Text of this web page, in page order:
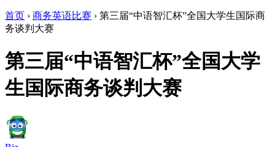
首页 › 商务英语比赛 › 第三届“中语智汇杯”全国大学生国际商
务谈判大赛
第三届“中语智汇杯”全国大学
生国际商务谈判大赛